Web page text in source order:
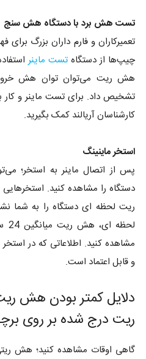
تست هش برد با دستگاه هش سنج
تعمیرکاران و فارم داران بزرگ
چیپ‌ها از دستگاه تست ماینر
هش ریت می‌توان توان هش
تشخیص داد. برای تست ماینر و کار
کارشناسان آریالند کمک بگیرید.
استخر ماینینگ
پس از اتصال ماینر به استخر؛
ریت لحظه ای دستگاه را به شما
مشاهده کنید. اطلاعاتی که در
و قابل اعتماد است.
دلایل کمتر بودن هش
ریت درج شده بر روی
گاهی اوقات مشاهده کنید؛ هش